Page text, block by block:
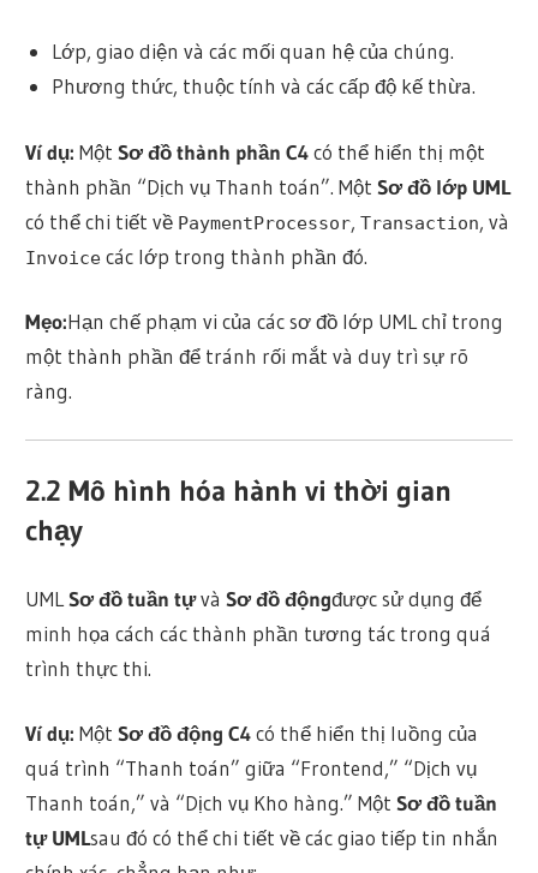
Lớp, giao diện và các mối quan hệ của chúng.
Phương thức, thuộc tính và các cấp độ kế thừa.
Ví dụ: MộtSơ đồ thành phần C4có thể hiển thị một
thành phần “Dịch vụ Thanh toán”. MộtSơ đồ lớp UML
có thể chi tiết về PaymentProcessor,Transaction, và
Invoice các lớp trong thành phần đó.
Mẹo:Hạn chế phạm vi của các sơ đồ lớp UML chỉ trong
một thành phần để tránh rối mắt và duy trì sự rõ
ràng.
2.2 Mô hình hóa hành vi thời gian
chạy
UMLSơ đồ tuần tựvàSơ đồ độngđược sử dụng để
minh họa cách các thành phần tương tác trong quá
trình thực thi.
Ví dụ: MộtSơ đồ động C4có thể hiển thị luồng của
quá trình “Thanh toán” giữa “Frontend,” “Dịch vụ
Thanh toán,” và “Dịch vụ Kho hàng.” MộtSơ đồ tuần
tự UMLsau đó có thể chi tiết về các giao tiếp tin nhắn